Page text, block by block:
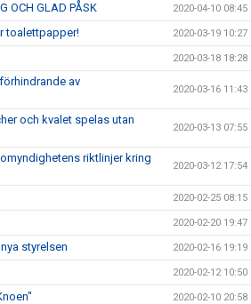
OCH GLAD PÅSK 2020-04-10 08:45
toalettpapper! 2020-03-19 10:27
2020-03-18 18:28
av
2020-03-16 11:43
och kvalet spelas utan
2020-03-13 07:55
riktlinjer kring
2020-03-12 17:54
2020-02-25 08:15
2020-02-20 19:47
styrelsen 2020-02-16 19:19
2020-02-12 10:50
2020-02-10 20:58